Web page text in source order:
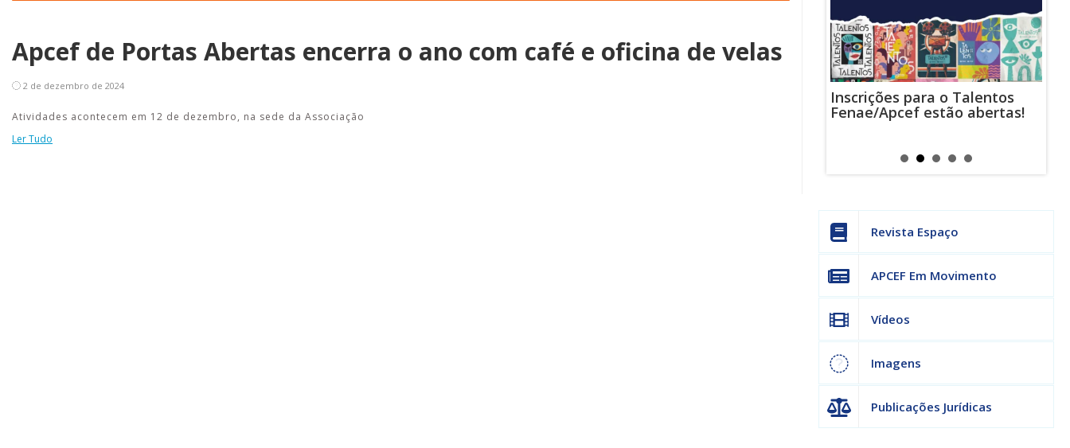
Apcef de Portas Abertas encerra o ano com café e oficina de velas
2 de dezembro de 2024
Atividades acontecem em 12 de dezembro, na sede da Associação
Ler Tudo
Inscrições para o Talentos
Fenae/Apcef estão abertas!
Revista Espaço
APCEF Em Movimento
Vídeos
Imagens
Publicações Jurídicas